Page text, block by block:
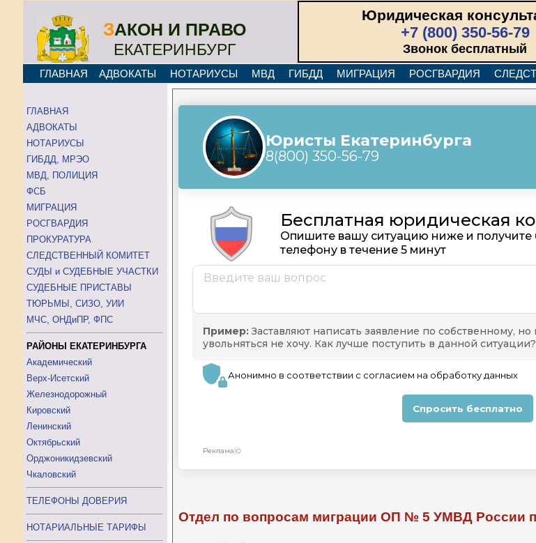
ЗАКОН И ПРАВО
ЕКАТЕРИНБУРГ
Юридическая
+7 (800) 350-56-79
Звонок бесплатный
ГЛАВНАЯ АДВОКАТЫ НОТАРИУСЫ МВД ГИБДД МИГРАЦИЯ РОСГВАРДИЯ
ГЛАВНАЯ
АДВОКАТЫ
НОТАРИУСЫ
ГИБДД, МРЭО
МВД, ПОЛИЦИЯ
ФСБ
МИГРАЦИЯ
РОСГВАРДИЯ
ПРОКУРАТУРА
СЛЕДСТВЕННЫЙ КОМИТЕТ
СУДЫ и СУДЕБНЫЕ УЧАСТКИ
СУДЕБНЫЕ ПРИСТАВЫ
ТЮРЬМЫ, СИЗО, УИИ
МЧС, ОНДиПР, ФПС
РАЙОНЫ ЕКАТЕРИНБУРГА
Академический
Верх-Исетский
Железнодорожный
Кировский
Ленинский
Октябрьский
Орджоникидзевский
Чкаловский
ТЕЛЕФОНЫ ДОВЕРИЯ
НОТАРИАЛЬНЫЕ ТАРИФЫ
Отдел по вопросам миграции ОП № 5 УМВД России